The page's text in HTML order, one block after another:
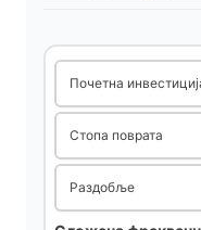
Почетна
Стопа поврата
Раздобље